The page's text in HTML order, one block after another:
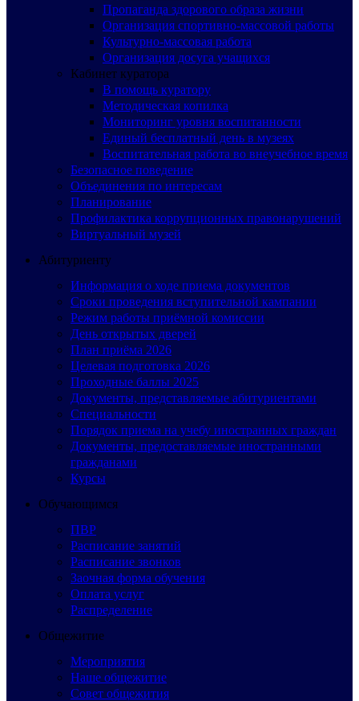
Пропаганда здорового образа жизни
Организация спортивно-массовой работы
Культурно-массовая работа
Организация досуга учащихся
Кабинет куратора
В помощь куратору
Методическая копилка
Мониторинг уровня воспитанности
Единый бесплатный день в музеях
Воспитательная работа во внеучебное время
Безопасное поведение
Объединения по интересам
Планирование
Профилактика коррупционных правонарушений
Виртуальный музей
Абитуриенту
Информация о ходе приема документов
Сроки проведения вступительной кампании
Режим работы приёмной комиссии
День открытых дверей
План приёма 2026
Целевая подготовка 2026
Проходные баллы 2025
Документы, представляемые абитуриентами
Специальности
Порядок приема на учебу иностранных граждан
Документы, предоставляемые иностранными
гражданами
Курсы
Обучающимся
ПВР
Расписание занятий
Расписание звонков
Заочная форма обучения
Оплата услуг
Распределение
Общежитие
Мероприятия
Наше общежитие
Совет общежития